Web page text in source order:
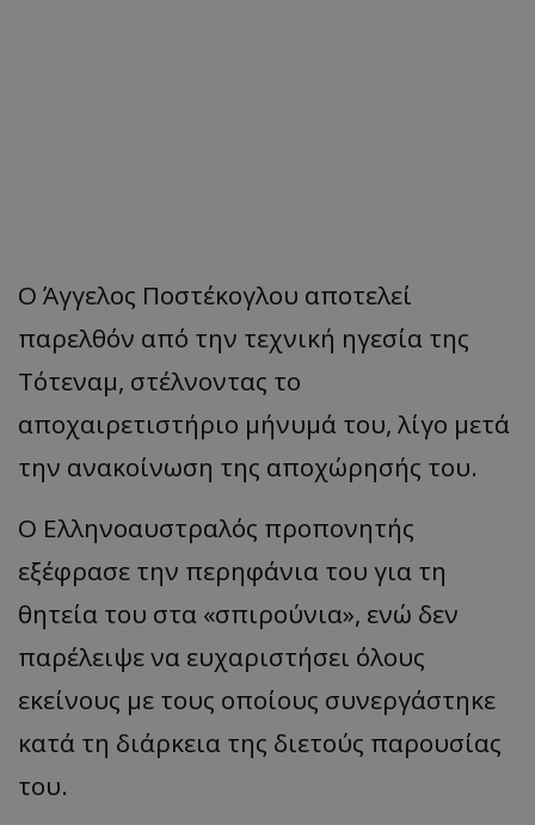
Ο Άγγελος Ποστέκογλου αποτελεί
παρελθόν από την τεχνική ηγεσία της
Τότεναμ, στέλνοντας το
αποχαιρετιστήριο μήνυμά του, λίγο μετά
την ανακοίνωση της αποχώρησής του.
Ο Ελληνοαυστραλός προπονητής
εξέφρασε την περηφάνια του για τη
θητεία του στα «σπιρούνια», ενώ δεν
παρέλειψε να ευχαριστήσει όλους
εκείνους με τους οποίους συνεργάστηκε
κατά τη διάρκεια της διετούς παρουσίας
του.